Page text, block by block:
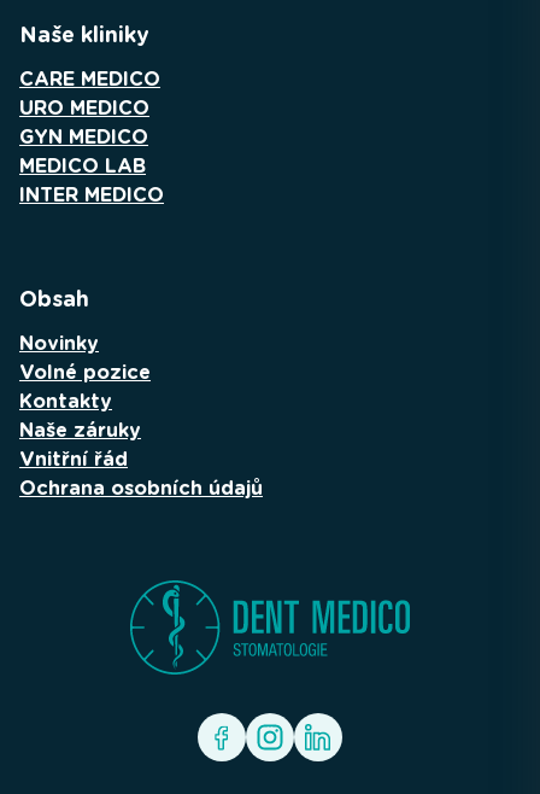
Naše kliniky
CARE MEDICO
URO MEDICO
GYN MEDICO
MEDICO LAB
INTER MEDICO
Obsah
Novinky
Volné pozice
Kontakty
Naše záruky
Vnitřní řád
Ochrana osobních údajů